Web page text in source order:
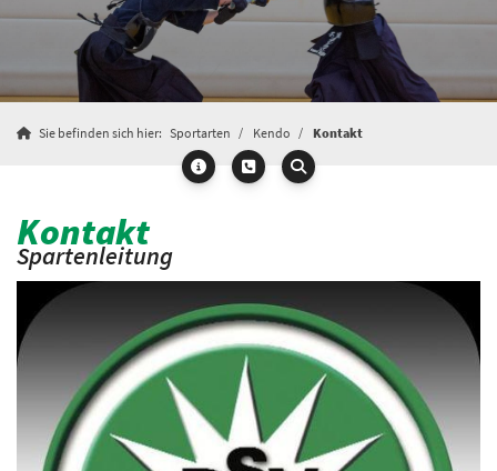
Sie befinden sich hier: Sportarten Kendo Kontakt
Kontakt
Spartenleitung